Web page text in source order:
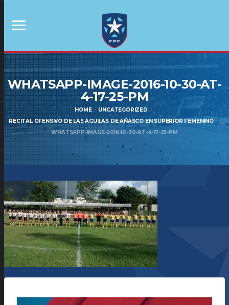
WHATSAPP-IMAGE-2016-10-30-AT-
4-17-25-PM
HOME
UNCATEGORIZED
RECITAL OFENSIVO DE LAS ÁGUILAS DE AÑASCO EN SUPERIOR FEMENINO
WHATSAPP-IMAGE-2016-10-30-AT-4-17-25-PM